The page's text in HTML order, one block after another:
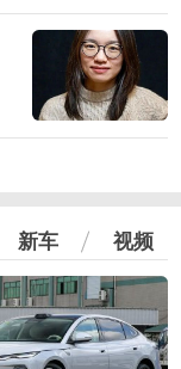
新车 视频